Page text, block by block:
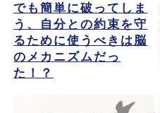
でも簡単に破ってしま
う、自分との約束を守
るために使うべきは脳
のメカニズムだっ
た！？